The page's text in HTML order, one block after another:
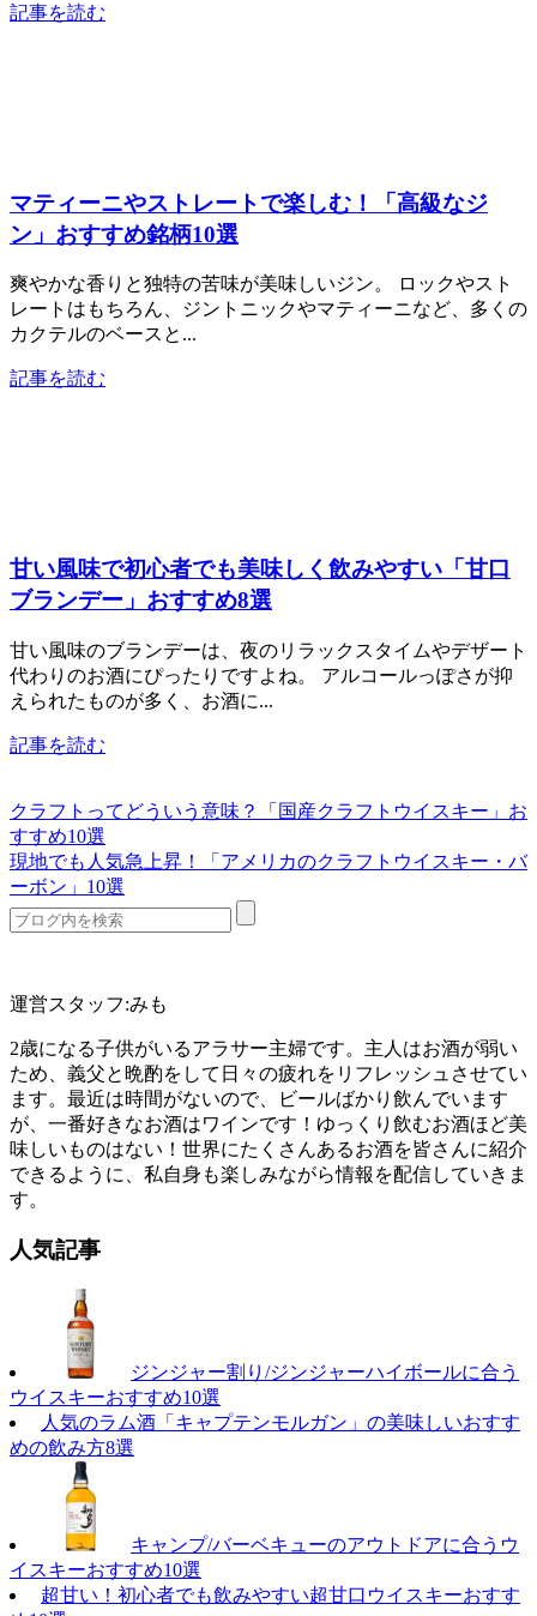
記事を読む
マティーニやストレートで楽しむ！「高級なジ
ン」おすすめ銘柄10選
爽やかな香りと独特の苦味が美味しいジン。 ロックやスト
レートはもちろん、ジントニックやマティーニなど、多くの
カクテルのベースと...
記事を読む
甘い風味で初心者でも美味しく飲みやすい「甘口
ブランデー」おすすめ8選
甘い風味のブランデーは、夜のリラックスタイムやデザート
代わりのお酒にぴったりですよね。 アルコールっぽさが抑
えられたものが多く、お酒に...
記事を読む
クラフトってどういう意味？「国産クラフトウイスキー」お
すすめ10選
現地でも人気急上昇！「アメリカのクラフトウイスキー・バ
ーボン」10選
運営スタッフ:みも
2歳になる子供がいるアラサー主婦です。主人はお酒が弱い
ため、義父と晩酌をして日々の疲れをリフレッシュさせてい
ます。最近は時間がないので、ビールばかり飲んでいます
が、一番好きなお酒はワインです！ゆっくり飲むお酒ほど美
味しいものはない！世界にたくさんあるお酒を皆さんに紹介
できるように、私自身も楽しみながら情報を配信していきま
す。
人気記事
ジンジャー割り/ジンジャーハイボールに合う
ウイスキーおすすめ10選
人気のラム酒「キャプテンモルガン」の美味しいおすす
めの飲み方8選
キャンプ/バーベキューのアウトドアに合うウ
イスキーおすすめ10選
超甘い！初心者でも飲みやすい超甘口ウイスキーおすす